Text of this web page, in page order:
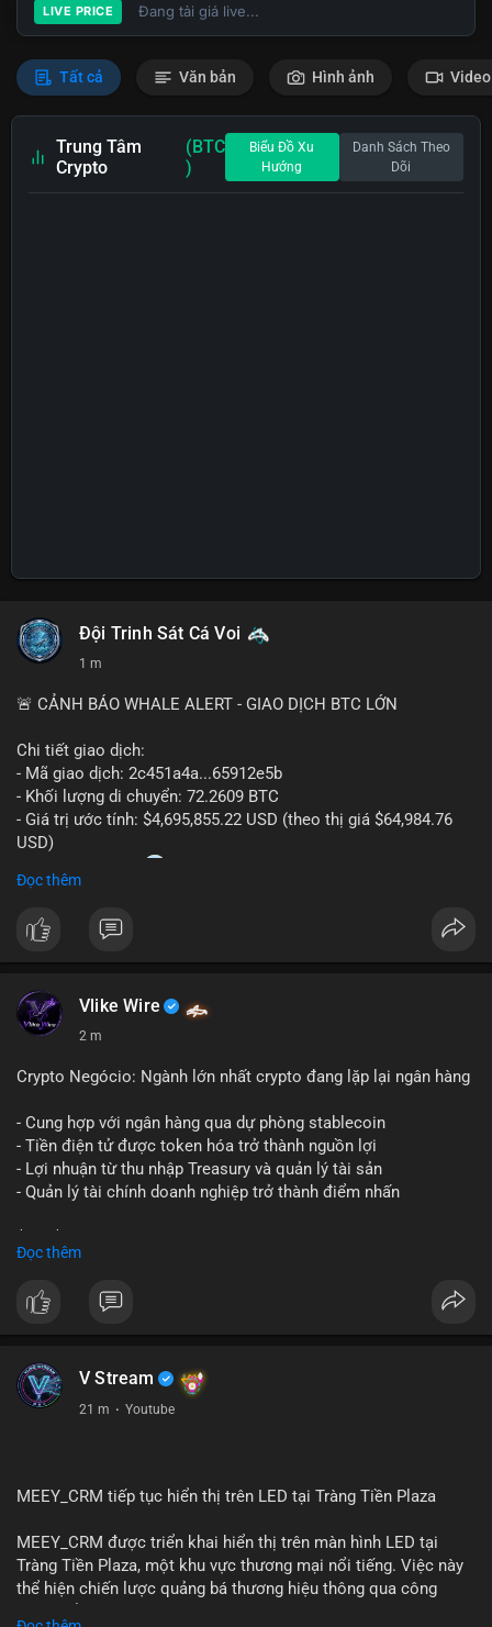
LIVE PRICE Đang tải giá live...
Tất cả Văn bản Hình ảnh Video
Trung Tâm
Crypto
(BTC
)
Biểu Đồ Xu
Hướng
Danh Sách Theo
Dõi
Đội Trinh Sát Cá Voi
1 m
🚨 CẢNH BÁO WHALE ALERT - GIAO DỊCH BTC LỚN
Chi tiết giao dịch:
- Mã giao dịch: 2c451a4a...65912e5b
- Khối lượng di chuyển: 72.2609 BTC
- Giá trị ước tính: $4,695,855.22 USD (theo thị giá $64,984.76
USD)
- Thời gian: 15:20
Nhận định phân tích hành vi của Cá voi dựa trên giao dịch này:
Lượng BTC trị giá gần 4,7 triệu USD được dồn vào một giao
dịch duy nhất cho thấy dấu hiệu chuyển tiền có chủ đích,
giao dịch, áp lực bán ngắn hạn có thể gia tăng, ảnh hưởng đến
tâm lý nhà đầu tư. Ngược lại, nếu dòng tiền đổ về ví lạnh, đây
vùng giá hiện tại thay vì thoát ra.
Lời khuyên ngắn gọn cho nhà đầu tư nhỏ lẻ: Theo dõi sát địa
chỉ nhận của giao dịch này trong 24-48 giờ tới. Đừng vội hành
động theo cảm xúc khi chỉ dựa vào một lệnh chuyển đơn lẻ;
hãy quan sát thêm các lệnh tiếp theo để xác nhận xu hướng
#72dot2609btc
Đọc thêm
Vlike Wire
2 m
Crypto Negócio: Ngành lớn nhất crypto đang lặp lại ngân hàng
- Cung hợp với ngân hàng qua dự phòng stablecoin
- Tiền điện tử được token hóa trở thành nguồn lợi
- Lợi nhuận từ thu nhập Treasury và quản lý tài sản
- Quản lý tài chính doanh nghiệp trở thành điểm nhấn
📰 Nguồn: Cointelegraph
Đọc thêm
V Stream
21 m · Youtube
MEEY_CRM tiếp tục hiển thị trên LED tại Tràng Tiền Plaza
MEEY_CRM được triển khai hiển thị trên màn hình LED tại
Tràng Tiền Plaza, một khu vực thương mại nổi tiếng. Việc này
thể hiện chiến lược quảng bá thương hiệu thông qua công